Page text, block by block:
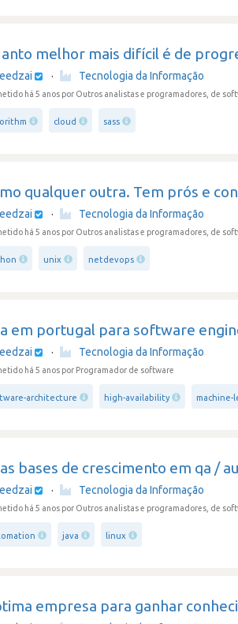
melhor mais difícil é de
· Tecnologia da Informação
há 5 anos por Outros analistas e programadores, de
cloud sass
qualquer outra. Tem prós e
· Tecnologia da Informação
há 5 anos por Outros analistas e programadores, de
unix netdevops
em portugal para software
· Tecnologia da Informação
há 5 anos por Programador de software
architecture high-availability machine-
bases de crescimento em qa /
· Tecnologia da Informação
há 5 anos por Outros analistas e programadores, de
java linux
empresa para ganhar